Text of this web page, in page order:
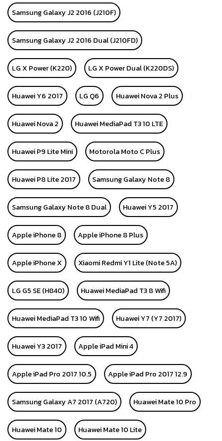
Samsung Galaxy J2 2016 (J210F)
Samsung Galaxy J2 2016 Dual (J210FD)
LG X Power (K220) LG X Power Dual (K220DS)
Huawei Y6 2017 LG Q6 Huawei Nova 2 Plus
Huawei Nova 2 Huawei MediaPad T3 10 LTE
Huawei P9 Lite Mini Motorola Moto C Plus
Huawei P8 Lite 2017 Samsung Galaxy Note 8
Samsung Galaxy Note 8 Dual Huawei Y5 2017
Apple iPhone 8 Apple iPhone 8 Plus
Apple iPhone X Xiaomi Redmi Y1 Lite (Note 5A)
LG G5 SE (H840) Huawei MediaPad T3 8 Wifi
Huawei MediaPad T3 10 Wifi Huawei Y7 (Y7 2017)
Huawei Y3 2017 Apple iPad Mini 4
Apple iPad Pro 2017 10.5 Apple iPad Pro 2017 12.9
Samsung Galaxy A7 2017 (A720) Huawei Mate 10 Pro
Huawei Mate 10 Huawei Mate 10 Lite